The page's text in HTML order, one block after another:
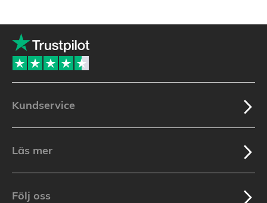
Kundservice
Läs mer
Följ oss